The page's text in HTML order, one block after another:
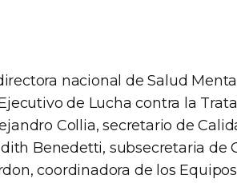
nacional de Salud
de Lucha contra la
Collia, secretario de
Benedetti, subsecretaria de
coordinadora de los